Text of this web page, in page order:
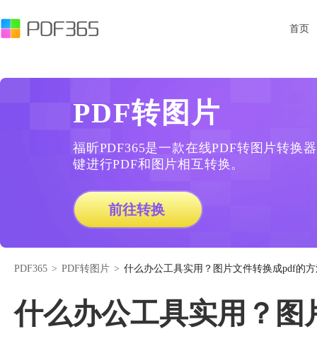
首页
PDF转图片
福昕PDF365是一款在线PDF转图片转换
键进行PDF和图片相互转换。
前往转换
PDF365 > PDF转图片 > 什么办公工具实用？图片文件转换成pdf的
什么办公工具实用？